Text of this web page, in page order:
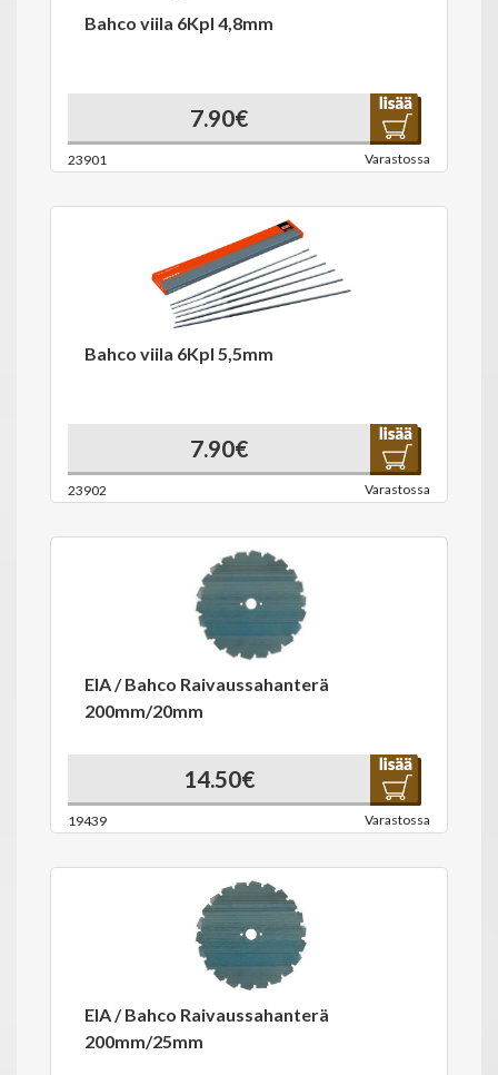
Bahco viila 6Kpl 4,8mm
7.90€
23901 Varastossa
Bahco viila 6Kpl 5,5mm
7.90€
23902 Varastossa
EIA / Bahco Raivaussahanterä
200mm/20mm
14.50€
19439 Varastossa
EIA / Bahco Raivaussahanterä
200mm/25mm